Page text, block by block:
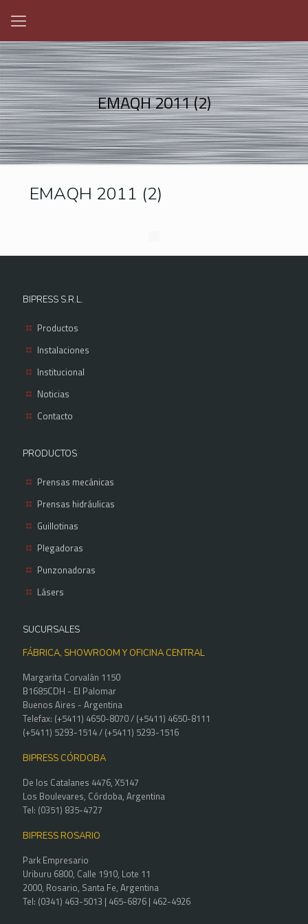
EMAQH 2011 (2)
EMAQH 2011 (2)
BIPRESS S.R.L.
Productos
Instalaciones
Institucional
Noticias
Contacto
PRODUCTOS
Prensas mecánicas
Prensas hidráulicas
Guillotinas
Plegadoras
Punzonadoras
Lásers
SUCURSALES
FÁBRICA, SHOWROOM Y OFICINA CENTRAL
Margarita Corvalán 1150
B1685CDH - El Palomar
Buenos Aires - Argentina
Telefax: (+5411) 4650-8070 / (+5411) 4650-8111
(+5411) 5293-1514 / (+5411) 5293-1516
BIPRESS CÓRDOBA
De los Catalanes 4476, X5147
Los Boulevares, Córdoba, Argentina
Tel: (0351) 835-4727
BIPRESS ROSARIO
Park Empresario
Uriburu 6800, Calle 1910, Lote 11
2000, Rosario, Santa Fe, Argentina
Tel: (0341) 463-5013 | 465-6876 | 462-4926